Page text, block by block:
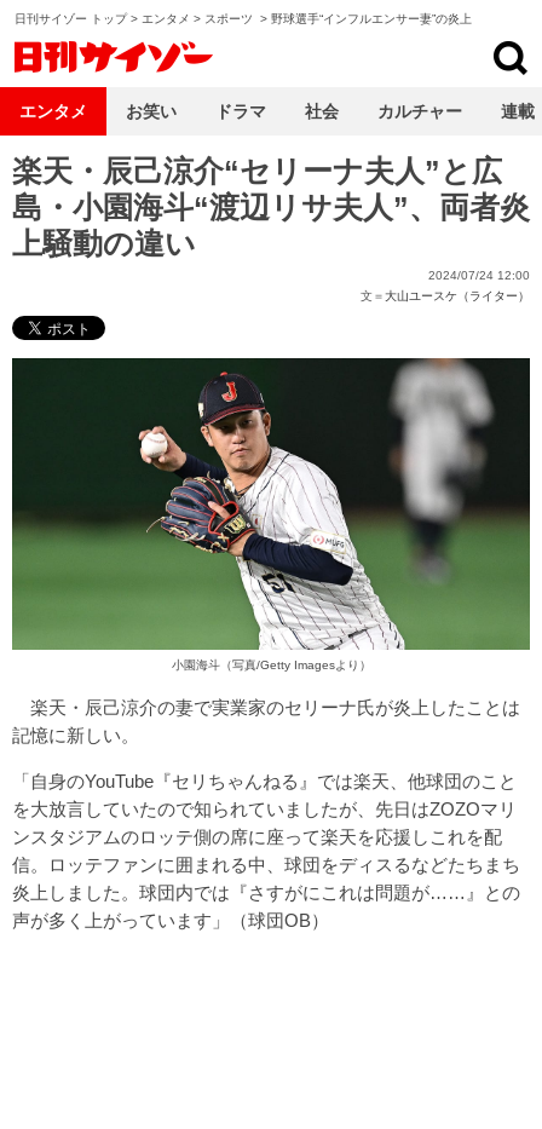
日刊サイゾー トップ> エンタメ > スポーツ > 野球選手“インフルエンサー妻”の炎上
楽天・辰己涼介“セリーナ夫人”と広
島・小園海斗“渡辺リサ夫人”、両者炎
上騒動の違い
2024/07/24 12:00
文＝大山ユースケ（ライター）
小園海斗（写真/Getty Imagesより）
楽天・辰己涼介の妻で実業家のセリーナ氏が炎上したことは
記憶に新しい。
「自身のYouTube『セリちゃんねる』では楽天、他球団のこと
を大放言していたので知られていましたが、先日はZOZOマリ
ンスタジアムのロッテ側の席に座って楽天を応援しこれを配
信。ロッテファンに囲まれる中、球団をディスるなどたちまち
炎上しました。球団内では『さすがにこれは問題が……』との
声が多く上がっています」（球団OB）
エンタメ お笑い ドラマ 社会 カルチャー 連載